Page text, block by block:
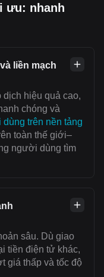
ưu: nhanh
liền mạch
hiệu quả cao,
chóng và
trên nền tảng
toàn thế giới–
người dùng tìm
sâu. Dù giao
tiền điện tử khác,
giá thấp và tốc độ